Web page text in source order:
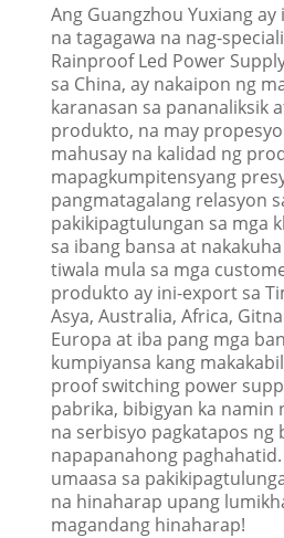
Ang Guangzhou Yuxiang
na tagagawa na nag-
Rainproof Led Power
sa China, ay nakaipon ng
karanasan sa pananaliksik
produkto, na may
mahusay na kalidad ng
mapagkumpitensyang
pangmatagalang relasyon
pakikipagtulungan sa mga
sa ibang bansa at
tiwala mula sa mga
produkto ay ini-export sa
Asya, Australia, Africa,
Europa at iba pang mga
kumpiyansa kang
proof switching power
pabrika, bibigyan ka namin
na serbisyo pagkatapos ng
napapanahong
umaasa sa
na hinaharap upang
magandang hinaharap!